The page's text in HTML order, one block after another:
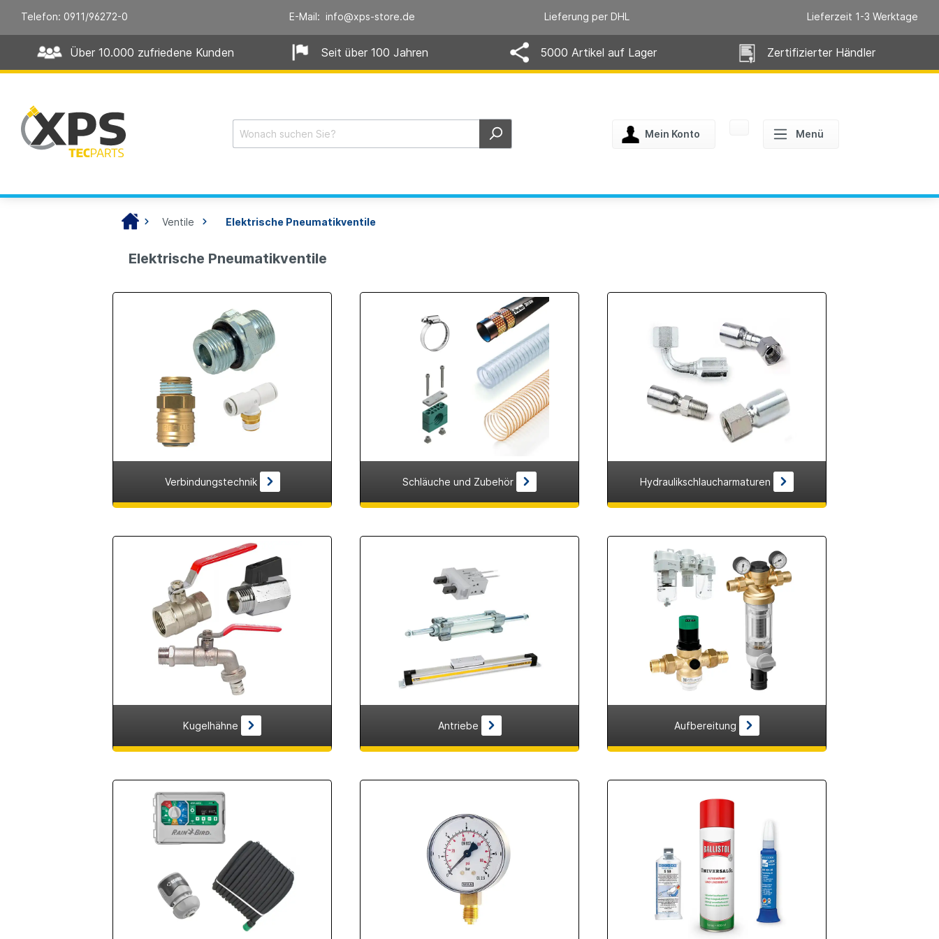
Telefon: 0911/96272-0 E-Mail: info@xps-store.de Lieferung per DHL Lieferzeit 1-3 Werktage
Über 10.000 zufriedene Kunden Seit über 100 Jahren 5000 Artikel auf Lager Zertifizierter Händler
Mein Konto Menü
Ventile Elektrische Pneumatikventile
Elektrische Pneumatikventile
Verbindungstechnik Schläuche und Zubehör Hydraulikschlaucharmaturen
Kugelhähne Antriebe Aufbereitung